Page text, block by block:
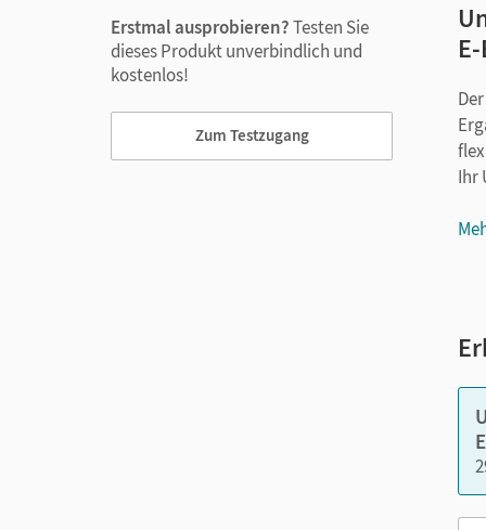
Erstmal ausprobieren?Testen Sie
dieses Produkt unverbindlich und
kostenlos!
Zum Testzugang
Ihr